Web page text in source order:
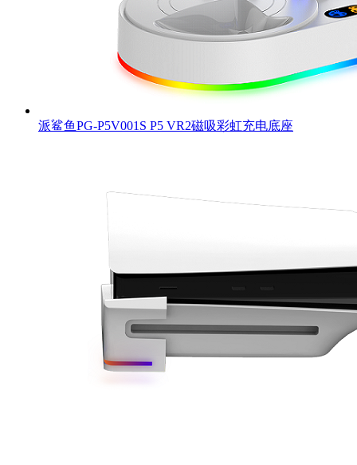
派鲨鱼PG-P5V001S P5 VR2磁吸彩虹充电底座